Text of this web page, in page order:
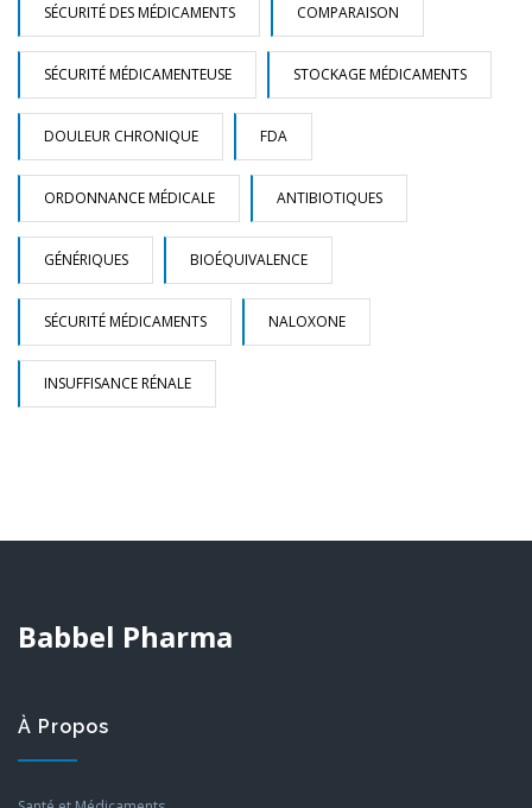
SÉCURITÉ DES MÉDICAMENTS COMPARAISON
SÉCURITÉ MÉDICAMENTEUSE STOCKAGE MÉDICAMENTS
DOULEUR CHRONIQUE FDA
ORDONNANCE MÉDICALE ANTIBIOTIQUES
GÉNÉRIQUES BIOÉQUIVALENCE
SÉCURITÉ MÉDICAMENTS NALOXONE
INSUFFISANCE RÉNALE
Babbel Pharma
À Propos